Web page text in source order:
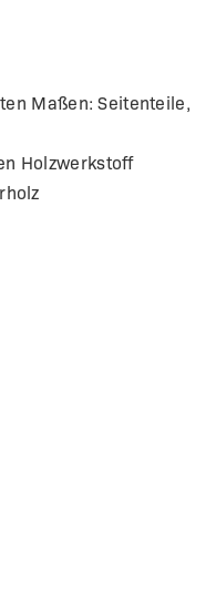
Maßen: Seitenteile,
Holzwerkstoff